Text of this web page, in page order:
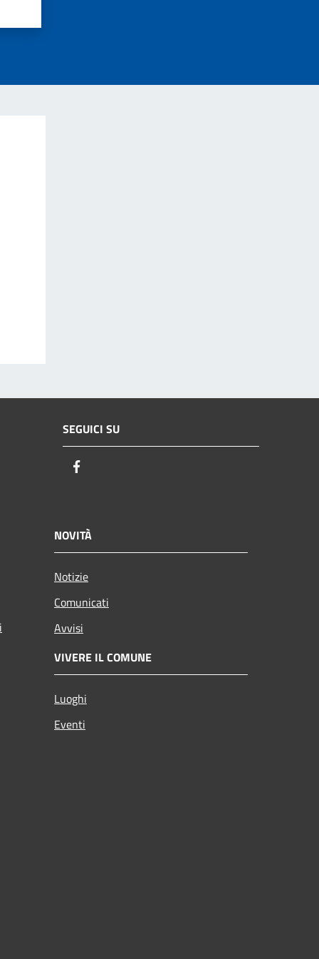
SEGUICI SU
NOVITÀ
Notizie
Comunicati
Avvisi
VIVERE IL COMUNE
Luoghi
Eventi